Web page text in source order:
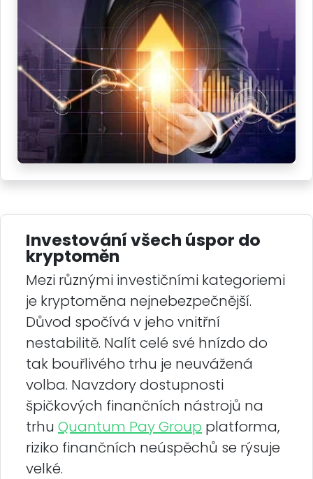
Investování všech úspor do
kryptoměn
Mezi různými investičními kategoriemi
je kryptoměna nejnebezpečnější.
Důvod spočívá v jeho vnitřní
nestabilitě. Nalít celé své hnízdo do
tak bouřlivého trhu je neuvážená
volba. Navzdory dostupnosti
špičkových finančních nástrojů na
trhu Quantum Pay Group platforma,
riziko finančních neúspěchů se rýsuje
velké.